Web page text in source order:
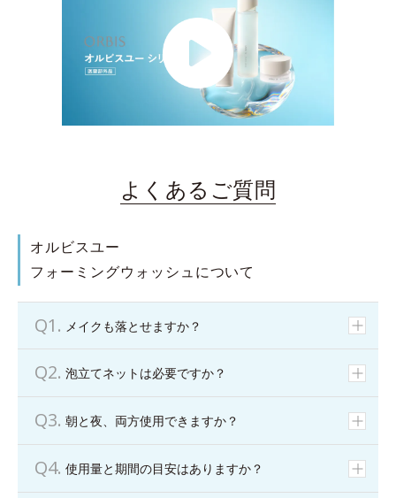
よくあるご質問
オルビスユー
フォーミングウォッシュについて
メイクも落とせますか？
泡立てネットは必要ですか？
朝と夜、両方使用できますか？
使用量と期間の目安はありますか？